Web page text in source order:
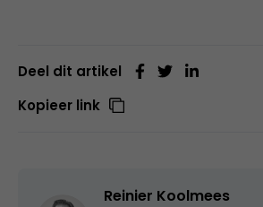
Deel dit artikel
Kopieer link
Reinier Koolmees